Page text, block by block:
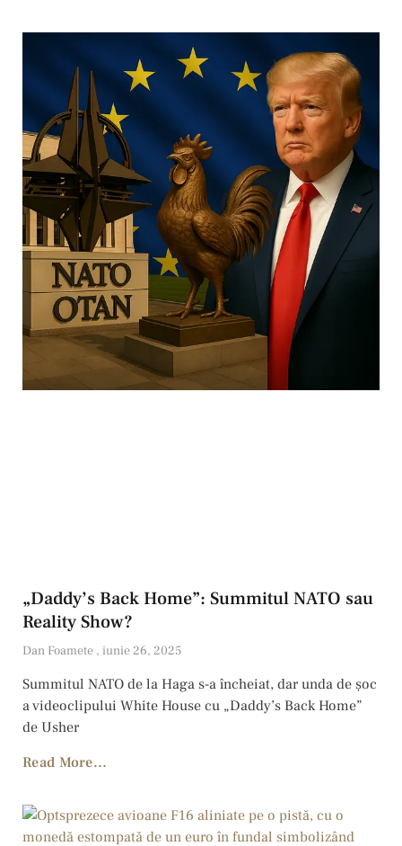
„Daddy’s Back Home”: Summitul NATO sau
Reality Show?
Dan Foamete iunie 26, 2025
Summitul NATO de la Haga s-a încheiat, dar unda de șoc
a videoclipului White House cu „Daddy’s Back Home”
de Usher
Read More...